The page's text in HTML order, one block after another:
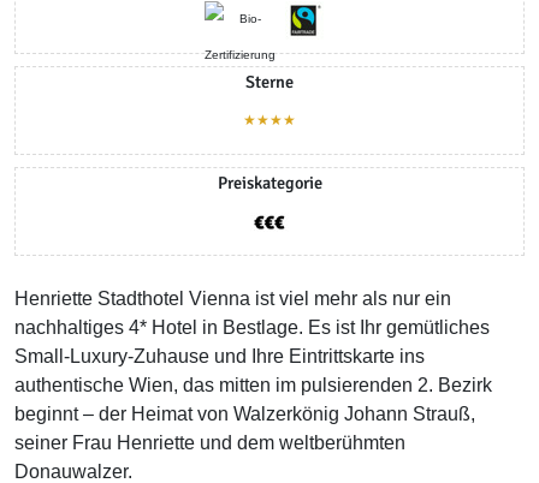
Sterne
★★★★
Preiskategorie
Henriette Stadthotel Vienna ist viel mehr als nur ein
nachhaltiges 4* Hotel in Bestlage. Es ist Ihr gemütliches
Small-Luxury-Zuhause und Ihre Eintrittskarte ins
authentische Wien, das mitten im pulsierenden 2. Bezirk
beginnt – der Heimat von Walzerkönig Johann Strauß,
seiner Frau Henriette und dem weltberühmten
Donauwalzer.